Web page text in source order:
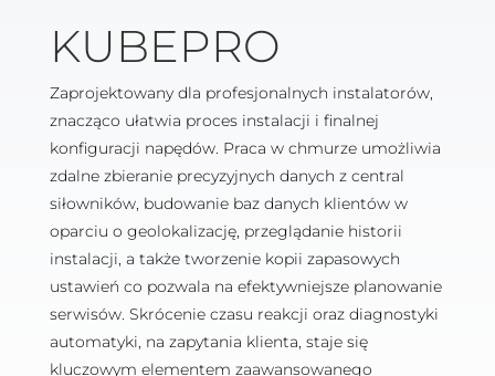
KUBEPRO
Zaprojektowany dla profesjonalnych instalatorów,
znacząco ułatwia proces instalacji i finalnej
konfiguracji napędów. Praca w chmurze umożliwia
zdalne zbieranie precyzyjnych danych z central
siłowników, budowanie baz danych klientów w
oparciu o geolokalizację, przeglądanie historii
instalacji, a także tworzenie kopii zapasowych
ustawień co pozwala na efektywniejsze planowanie
serwisów. Skrócenie czasu reakcji oraz diagnostyki
automatyki, na zapytania klienta, staje się
kluczowym elementem zaawansowanego